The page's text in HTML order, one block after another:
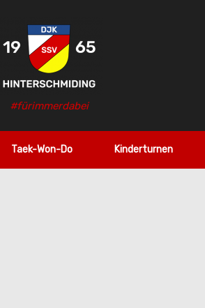
#fürimmerdabei
Taek-Won-Do Kinderturnen